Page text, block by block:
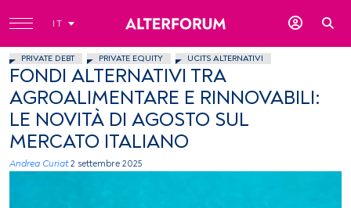
IT
PRIVATE DEBT PRIVATE EQUITY UCITS ALTERNATIVI
FONDI ALTERNATIVI TRA
AGROALIMENTARE E RINNOVABILI:
LE NOVITÀ DI AGOSTO SUL
MERCATO ITALIANO
Andrea Curiat 2 settembre 2025